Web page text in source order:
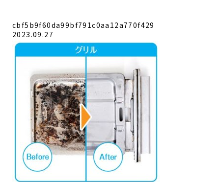
cbf5b9f60da99bf791c0aa12a770f429
2023.09.27